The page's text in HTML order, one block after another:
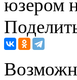
юзером